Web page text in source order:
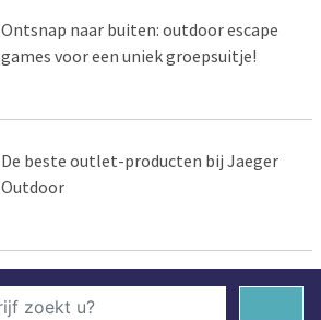
Ontsnap naar buiten: outdoor escape
games voor een uniek groepsuitje!
De beste outlet-producten bij Jaeger
Outdoor